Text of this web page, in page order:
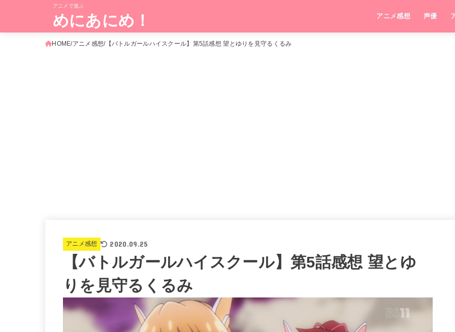
アニメで遊ぶ
めにあにめ！ アニメ感想 声優
HOME アニメ感想 【バトルガールハイスクール】第5話感想 望とゆりを見守るくるみ
アニメ感想 2020.09.25
【バトルガールハイスクール】第5話感想 望とゆ
りを見守るくるみ